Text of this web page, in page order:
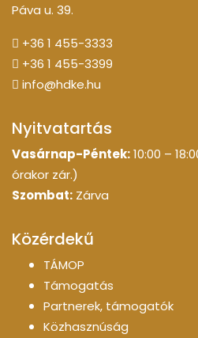
Páva u. 39.
+36 1 455-3333
+36 1 455-3399
info@hdke.hu
Nyitvatartás
Vasárnap-Péntek:10:00 –
órakor zár.)
Szombat: Zárva
Közérdekű
TÁMOP
Támogatás
Partnerek, támogatók
Közhasznúság